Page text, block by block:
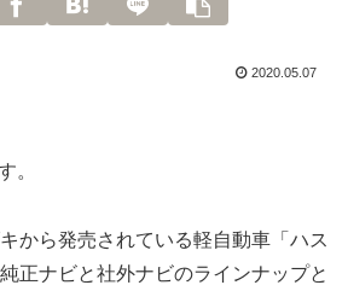
2020.05.07
。
から発売されている軽自動車「ハス
正ナビと社外ナビのラインナップと